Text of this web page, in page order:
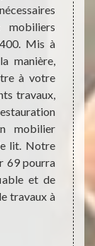
mobiliers
Mis à
manière,
à votre
travaux,
mobilier
lit. Notre
69 pourra
et de
travaux à
sera
vous